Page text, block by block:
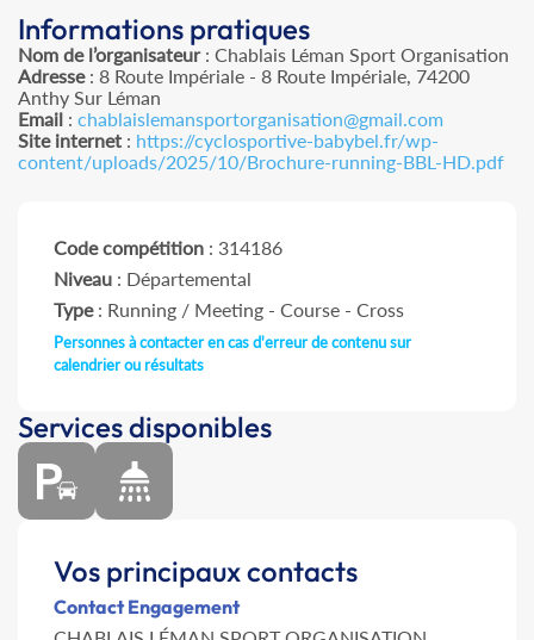
Informations pratiques
Nom de l’organisateur: Chablais Léman Sport Organisation
Adresse: 8 Route Impériale - 8 Route Impériale, 74200
Anthy Sur Léman
Email : chablaislemansportorganisation@gmail.com
Site internet : https://cyclosportive-babybel.fr/wp-
content/uploads/2025/10/Brochure-running-BBL-HD.pdf
Code compétition : 314186
Niveau : Départemental
Type: Running / Meeting - Course - Cross
Personnes à contacter en cas d'erreur de contenu sur
calendrier ou résultats
Services disponibles
Vos principaux contacts
Contact Engagement